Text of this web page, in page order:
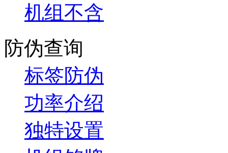
机组不含
防伪查询
标签防伪
功率介绍
独特设置